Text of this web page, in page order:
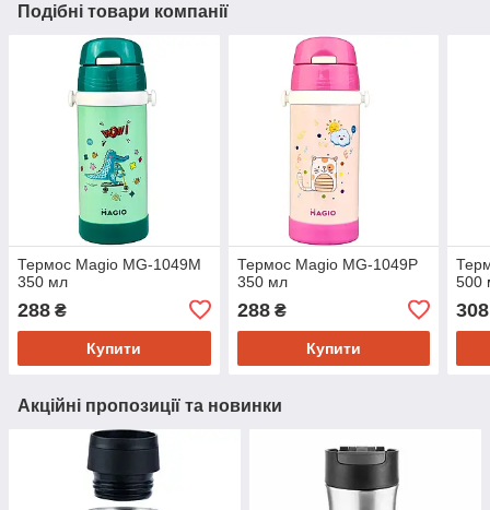
Подібні товари компанії
Термос Magio MG-1049M
350 мл
288 ₴
Купити
Термос Magio MG-1049P
350 мл
288₴
Купити
500
308
Акційні пропозиції та новинки